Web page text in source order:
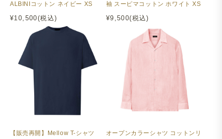
ALBINIコットン ネイビー XS
¥10,500(税込)
袖 スーピマコットン ホワイト XS
¥9,500(税込)
【販売再開】Mellow T-シャツ
オープンカラーシャツ コットンリ